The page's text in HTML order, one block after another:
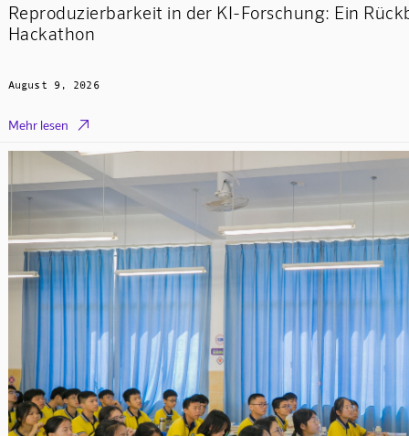
Reproduzierbarkeit in der KI-Forschung: Ein
Hackathon
August 9, 2026
Mehr lesen 